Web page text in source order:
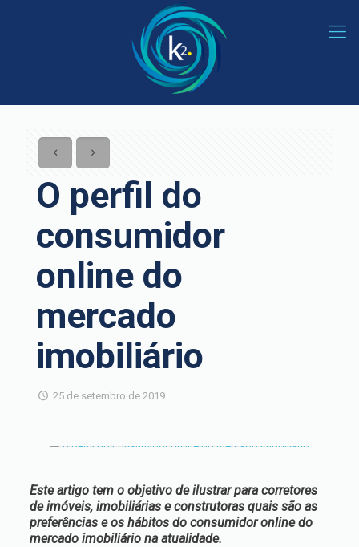
O perfil do
consumidor
online do
mercado
imobiliário
25 de setembro de 2019
Este artigo tem o objetivo de ilustrar para corretores
de imóveis, imobiliárias e construtoras quais são as
preferências e os hábitos do consumidor online do
mercado imobiliário na atualidade.